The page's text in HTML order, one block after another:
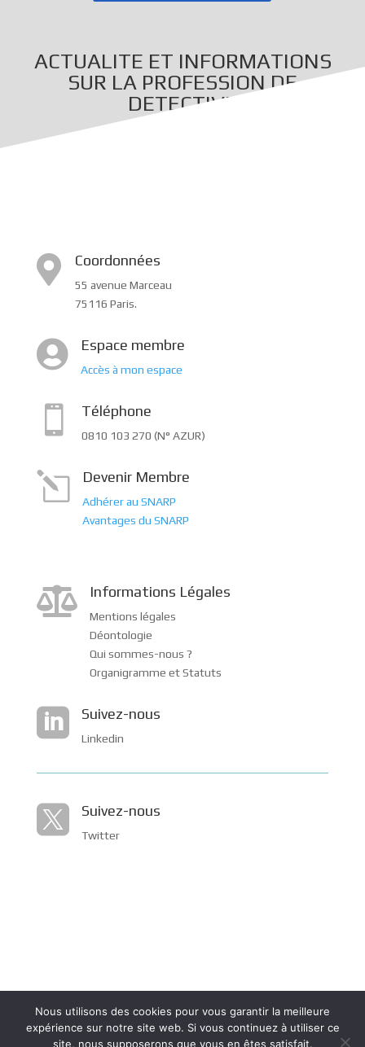
ACTUALITE ET INFORMATIONS
SUR LA PROFESSION DE
DETECTIVE
 Coordonnées
55 avenue Marceau
75116 Paris.
 Espace membre
Accès à mon espace
 Téléphone
0810 103 270 (N° AZUR)
l Devenir Membre
Adhérer au SNARP
Avantages du SNARP
 Informations Légales
Mentions légales
Déontologie
Qui sommes-nous ?
Organigramme et Statuts
 Suivez-nous
Linkedin
 Suivez-nous
Twitter
Nous utilisons des cookies pour vous garantir la meilleure
expérience sur notre site web. Si vous continuez à utiliser ce
site, nous supposerons que vous en êtes satisfait.